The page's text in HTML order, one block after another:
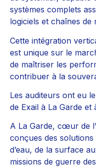
systèmes complets
logiciels et chaînes de
Cette intégration
est unique sur le
de maîtriser les
contribuer à la
Les auditeurs ont eu
de Exail à La Garde et
A La Garde, cœur de
conçues des
d’eau, de la surface
missions de guerre